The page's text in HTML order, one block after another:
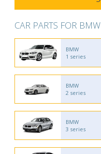
CAR PARTS FOR BMW
BMW
1 series
BMW
2 series
BMW
3 series